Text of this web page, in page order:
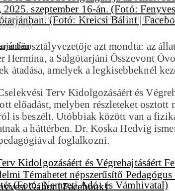
FŐIGAZGATÓJA AZ ÁLLATVÉDELMI TÉMAHETET
főosztályvezetője azt mondta: az
a Salgótarjáni Összevont
átadása, amelyek a legkisebbeknél
Terv Kidolgozásáért és
előadást, melyben részleteket
is beszélt. Utóbbiak között van a
a háttérben. Dr. Koska Hedvig
foglalkozni.